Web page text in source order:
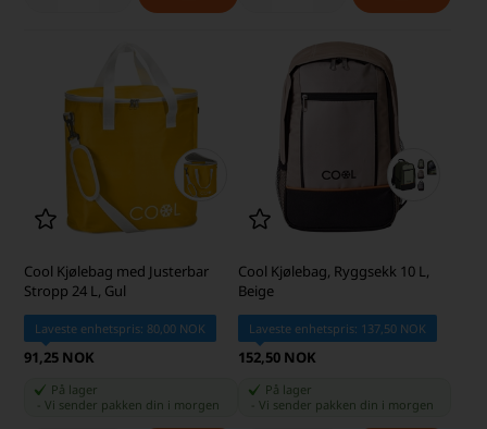
Cool Kjølebag med Justerbar
Stropp 24 L, Gul
Laveste enhetspris: 80,00 NOK
91,25 NOK
På lager
-Vi sender pakken din i morgen
Cool Kjølebag, Ryggsekk 10 L,
Beige
Laveste enhetspris: 137,50 NOK
152,50 NOK
På lager
Vi sender pakken din i morgen